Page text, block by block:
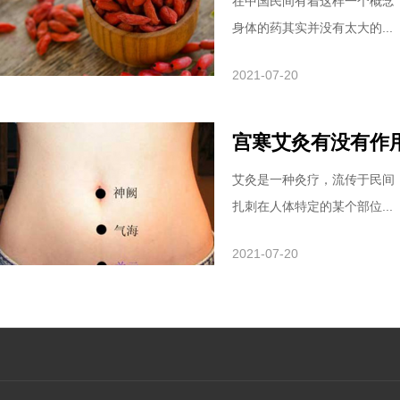
身体的药其实并没有太大的...
2021-07-20
宫寒艾灸有没有作
艾灸是一种灸疗，流传于民
扎刺在人体特定的某个部位...
2021-07-20